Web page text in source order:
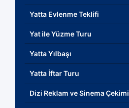
Yatta Evlenme Teklifi
Yat ile Yüzme Turu
Yatta Yılbaşı
Yatta İftar Turu
Dizi Reklam ve Sinema Çekimi